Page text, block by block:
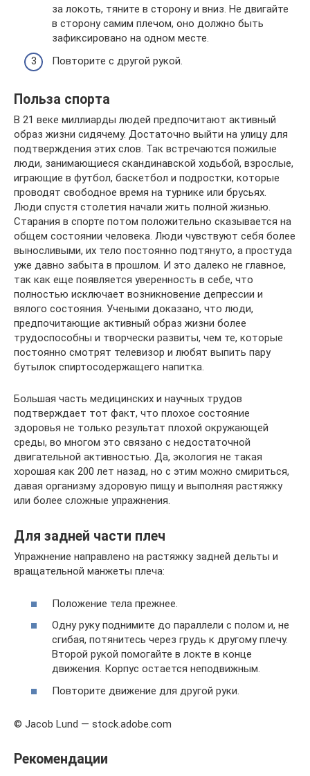
за локоть, тяните в сторону и вниз. Не двигайте
в сторону самим плечом, оно должно быть
зафиксировано на одном месте.
Повторите с другой рукой.
Польза спорта
В 21 веке миллиарды людей предпочитают активный
образ жизни сидячему. Достаточно выйти на улицу для
подтверждения этих слов. Так встречаются пожилые
люди, занимающиеся скандинавской ходьбой, взрослые,
играющие в футбол, баскетбол и подростки, которые
проводят свободное время на турнике или брусьях.
Люди спустя столетия начали жить полной жизнью.
Старания в спорте потом положительно сказывается на
общем состоянии человека. Люди чувствуют себя более
выносливыми, их тело постоянно подтянуто, а простуда
уже давно забыта в прошлом. И это далеко не главное,
так как еще появляется уверенность в себе, что
полностью исключает возникновение депрессии и
вялого состояния. Учеными доказано, что люди,
предпочитающие активный образ жизни более
трудоспособны и творчески развиты, чем те, которые
постоянно смотрят телевизор и любят выпить пару
бутылок спиртосодержащего напитка.
Большая часть медицинских и научных трудов
подтверждает тот факт, что плохое состояние
здоровья не только результат плохой окружающей
среды, во многом это связано с недостаточной
двигательной активностью. Да, экология не такая
хорошая как 200 лет назад, но с этим можно смириться,
давая организму здоровую пищу и выполняя растяжку
или более сложные упражнения.
Для задней части плеч
Упражнение направлено на растяжку задней дельты и
вращательной манжеты плеча:
Положение тела прежнее.
Одну руку поднимите до параллели с полом и, не
сгибая, потянитесь через грудь к другому плечу.
Второй рукой помогайте в локте в конце
движения. Корпус остается неподвижным.
Повторите движение для другой руки.
© Jacob Lund — stock.adobe.com
Рекомендации